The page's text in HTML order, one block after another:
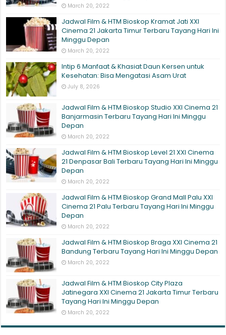
March 20, 2022
Jadwal Film & HTM Bioskop Kramat Jati XXI
Cinema 21 Jakarta Timur Terbaru Tayang Hari Ini
Minggu Depan
March 20, 2022
Intip 6 Manfaat & Khasiat Daun Kersen untuk
Kesehatan: Bisa Mengatasi Asam Urat
July 8, 2026
Jadwal Film & HTM Bioskop Studio XXI Cinema 21
Banjarmasin Terbaru Tayang Hari Ini Minggu
Depan
March 20, 2022
Jadwal Film & HTM Bioskop Level 21 XXI Cinema
21 Denpasar Bali Terbaru Tayang Hari Ini Minggu
Depan
March 20, 2022
Jadwal Film & HTM Bioskop Grand Mall Palu XXI
Cinema 21 Palu Terbaru Tayang Hari Ini Minggu
Depan
March 20, 2022
Jadwal Film & HTM Bioskop Braga XXI Cinema 21
Bandung Terbaru Tayang Hari Ini Minggu Depan
March 20, 2022
Jadwal Film & HTM Bioskop City Plaza
Jatinegara XXI Cinema 21 Jakarta Timur Terbaru
Tayang Hari Ini Minggu Depan
March 20, 2022